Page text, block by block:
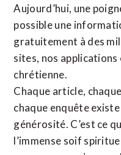
Aujourd’hui, une
possible une
gratuitement à des
sites, nos applications
chrétienne.
Chaque article,
chaque enquête
générosité. C’est ce
l’immense soif